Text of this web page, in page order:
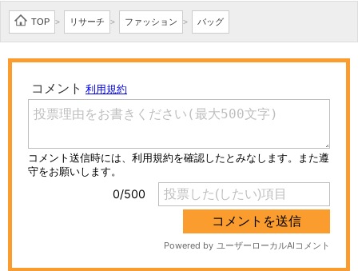
TOP > リサーチ > ファッション > バッグ